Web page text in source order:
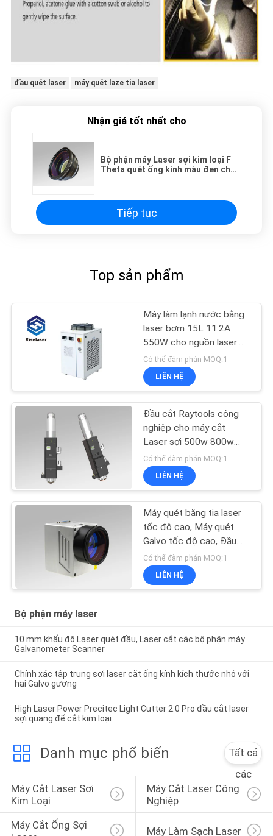
đầu quét laser máy quét laze tia laser
Nhận giá tốt nhất cho
Bộ phận máy Laser sợi kim loại F
Theta quét ống kính màu đen cho
Tiếp tục
Top sản phẩm
Máy làm lạnh nước bằng
laser bơm 15L 11.2A
550W cho nguồn laser
sợi quang
Có thể đàm phán MOQ:1
LIÊN HỆ
Đầu cắt Raytools công
nghiệp cho máy cắt
Laser sợi 500w 800w
1000w
Có thể đàm phán MOQ:1
LIÊN HỆ
Máy quét bằng tia laser
tốc độ cao, Máy quét
Galvo tốc độ cao, Đầu
quét Galvo 1064nm
Có thể đàm phán MOQ:1
LIÊN HỆ
Bộ phận máy laser
10 mm khẩu độ Laser quét đầu, Laser cắt các bộ phận máy
Galvanometer Scanner
Chính xác tập trung sợi laser cắt ống kính kích thước nhỏ với
hai Galvo gương
High Laser Power Precitec Light Cutter 2.0 Pro đầu cắt laser
sợi quang để cắt kim loại
Danh mục phổ biến
Tất cả
các
Máy Cắt Laser Sợi
Kim Loại
Máy Cắt Laser Công
Nghiệp
Máy Cắt Ống Sợi
Máy Làm Sạch Laser